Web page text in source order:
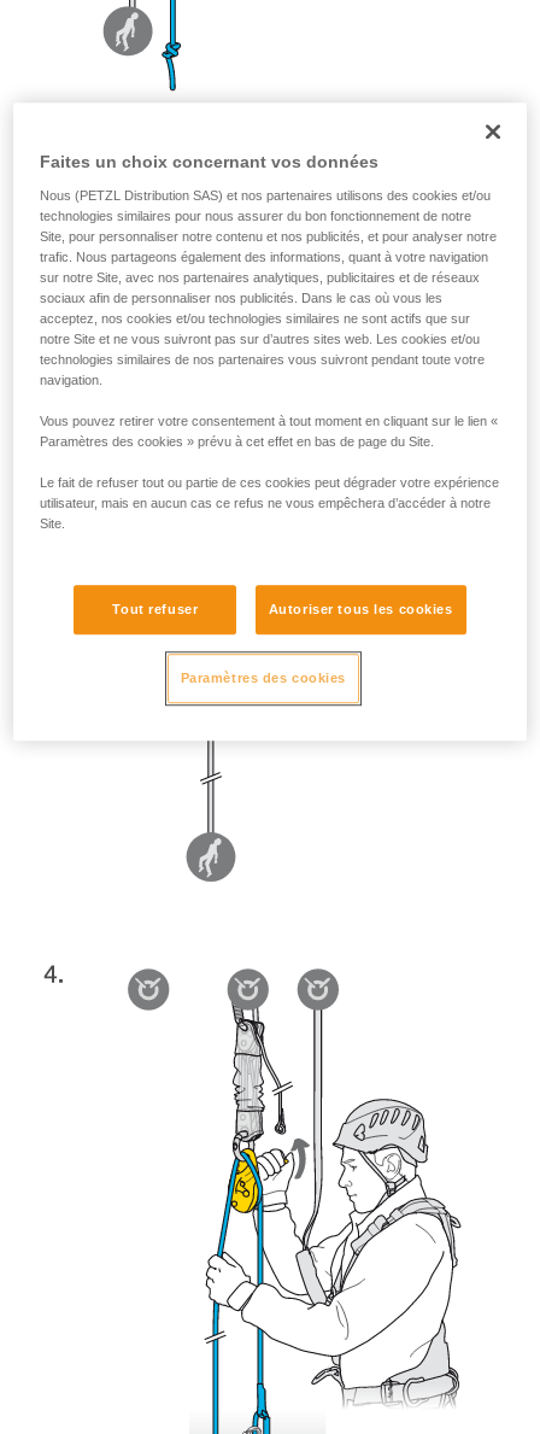
Faites un choix concernant vos données
Nous (PETZL Distribution SAS) et nos partenaires utilisons des cookies et/ou
technologies similaires pour nous assurer du bon fonctionnement de notre
Site, pour personnaliser notre contenu et nos publicités, et pour analyser notre
trafic. Nous partageons également des informations, quant à votre navigation
sur notre Site, avec nos partenaires analytiques, publicitaires et de réseaux
sociaux afin de personnaliser nos publicités. Dans le cas où vous les
acceptez, nos cookies et/ou technologies similaires ne sont actifs que sur
notre Site et ne vous suivront pas sur d’autres sites web. Les cookies et/ou
technologies similaires de nos partenaires vous suivront pendant toute votre
navigation.
Vous pouvez retirer votre consentement à tout moment en cliquant sur le lien «
Paramètres des cookies » prévu à cet effet en bas de page du Site.
Le fait de refuser tout ou partie de ces cookies peut dégrader votre expérience
utilisateur, mais en aucun cas ce refus ne vous empêchera d’accéder à notre
Site.
Tout refuser Autoriser tous les cookies
Paramètres des cookies